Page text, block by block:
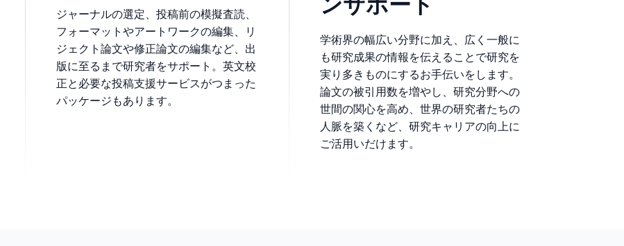
ジャーナルの選定、投稿前の模擬査読、
フォーマットやアートワークの編集、リ
ジェクト論文や修正論文の編集など、出
版に至るまで研究者をサポート。英文校
正と必要な投稿支援サービスがつまった
パッケージもあります。
学術界の幅広い分野に加え、広く一般に
も研究成果の情報を伝えることで研究を
実り多きものにするお手伝いをします。
論文の被引用数を増やし、研究分野への
世間の関心を高め、世界の研究者たちの
人脈を築くなど、研究キャリアの向上に
ご活用いだけます。